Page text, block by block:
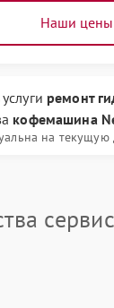
Наши цены
ремонт
кофемашина
на текущую